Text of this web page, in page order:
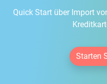
Quick Start über Import
Starten